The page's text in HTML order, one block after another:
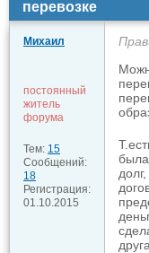
перевозке
Михаил
постоянный
житель
форума
Тем: 15
Сообщений:
18
Регистрация:
01.10.2015